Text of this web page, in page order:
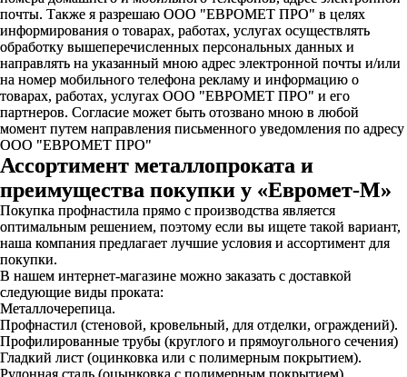
почты. Также я разрешаю ООО "ЕВРОМЕТ ПРО" в целях
информирования о товарах, работах, услугах осуществлять
обработку вышеперечисленных персональных данных и
направлять на указанный мною адрес электронной почты и/или
на номер мобильного телефона рекламу и информацию о
товарах, работах, услугах ООО "ЕВРОМЕТ ПРО" и его
партнеров. Согласие может быть отозвано мною в любой
момент путем направления письменного уведомления по адресу
ООО "ЕВРОМЕТ ПРО"
Ассортимент металлопроката и
преимущества покупки у «Евромет-М»
Покупка профнастила прямо с производства является
оптимальным решением, поэтому если вы ищете такой вариант,
наша компания предлагает лучшие условия и ассортимент для
покупки.
В нашем интернет-магазине можно заказать с доставкой
следующие виды проката:
Металлочерепица.
Профнастил (стеновой, кровельный, для отделки, ограждений).
Профилированные трубы (круглого и прямоугольного сечения)
Гладкий лист (оцинковка или с полимерным покрытием).
Рулонная сталь (оцынковка с полимерным покрытием)